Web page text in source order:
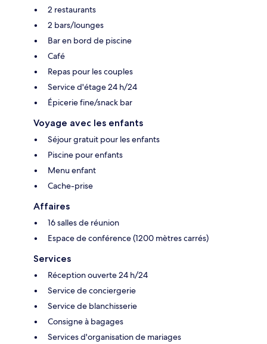
2 restaurants
2 bars/lounges
Bar en bord de piscine
Café
Repas pour les couples
Service d'étage 24 h/24
Épicerie fine/snack bar
Voyage avec les enfants
Séjour gratuit pour les enfants
Piscine pour enfants
Menu enfant
Cache-prise
Affaires
16 salles de réunion
Espace de conférence (1200 mètres carrés)
Services
Réception ouverte 24 h/24
Service de conciergerie
Service de blanchisserie
Consigne à bagages
Services d'organisation de mariages